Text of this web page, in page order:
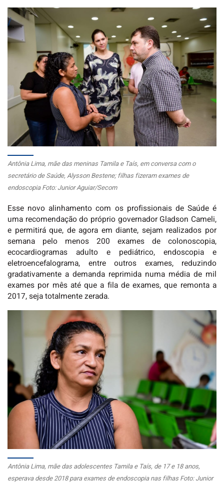
Antônia Lima, mãe das meninas Tamila e Taís, em conversa com o
secretário de Saúde, Alysson Bestene; filhas fizeram exames de
endoscopia Foto: Junior Aguiar/Secom
Esse novo alinhamento com os profissionais de Saúde é
uma recomendação do próprio governador Gladson Cameli,
e permitirá que, de agora em diante, sejam realizados por
semana pelo menos 200 exames de colonoscopia,
ecocardiogramas adulto e pediátrico, endoscopia e
eletroencefalograma, entre outros exames, reduzindo
gradativamente a demanda reprimida numa média de mil
exames por mês até que a fila de exames, que remonta a
2017, seja totalmente zerada.
Antônia Lima, mãe das adolescentes Tamila e Taís, de 17 e 18 anos,
esperava desde 2018 para exames de endoscopia nas filhas Foto: Junior